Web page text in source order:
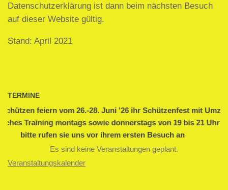
Datenschutzerklärung ist dann beim nächsten Besuch
auf dieser Website gültig.
Stand: April 2021
TERMINE
feiern vom 26.-28. Juni '26 ihr Schützenfest mit Umzug!
Training montags sowie donnerstags von 19 bis 21 Uhr
bitte rufen sie uns vor ihrem ersten Besuch an
Es sind keine Veranstaltungen geplant.
Veranstaltungskalender